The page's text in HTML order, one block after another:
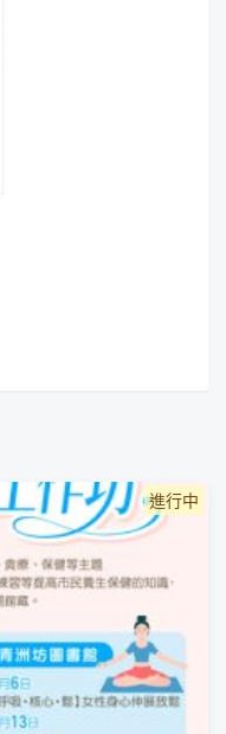
進行中